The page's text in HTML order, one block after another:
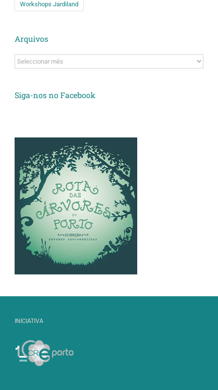
Workshops Jardiland
Arquivos
Arquivos
Siga-nos no Facebook
INICIATIVA